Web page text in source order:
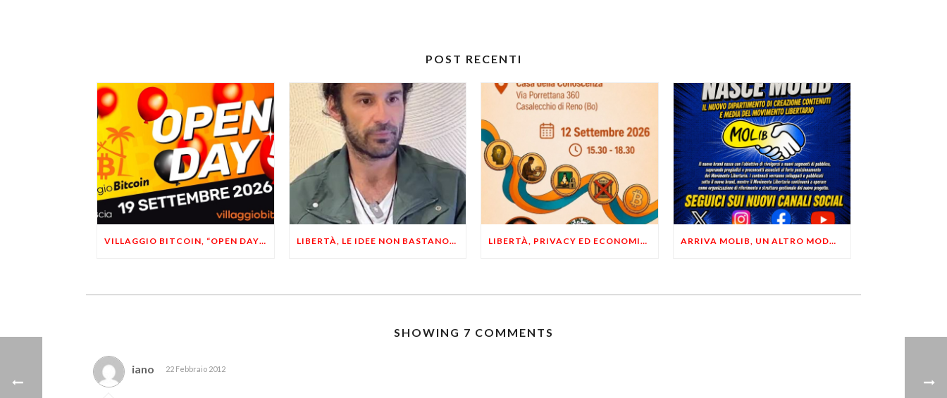
POST RECENTI
VILLAGGIO BITCOIN, “OPEN DAY 5”: LEONARDO FACCO OSPITE A BRESCIA LIBERTÀ, LE IDEE NON BASTANO! SERVONO ESEMPI E UN PO’ DI COERENZA LIBERTÀ, PRIVACY ED ECONOMIA DEL BUON SENSO: FACCO E MUSUMECI A CASALECCHIO DI RENO (BO) ARRIVA MOLIB, UN ALTRO MODO DI COMUNICARE LIBERTARIO
SHOWING 7 COMMENTS
iano 22 Febbraio 2012